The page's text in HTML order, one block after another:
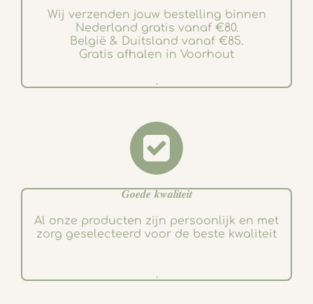
Wij verzenden jouw bestelling binnen
Nederland gratis vanaf €80.
België & Duitsland vanaf €85.
Gratis afhalen in Voorhout
.
𝑮𝒐𝒆𝒅𝒆 𝒌𝒘𝒂𝒍𝒊𝒕𝒆𝒊𝒕
Al onze producten zijn persoonlijk en met
zorg geselecteerd voor de beste kwaliteit
.